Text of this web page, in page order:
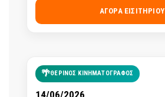
ΑΓΟΡΆ ΕΙΣΙΤΗΡΊΟΥ
🌴ΘΕΡΙΝΟΣ ΚΙΝΗΜΑΤΟΓΡΑΦΟΣ
14/06/2026